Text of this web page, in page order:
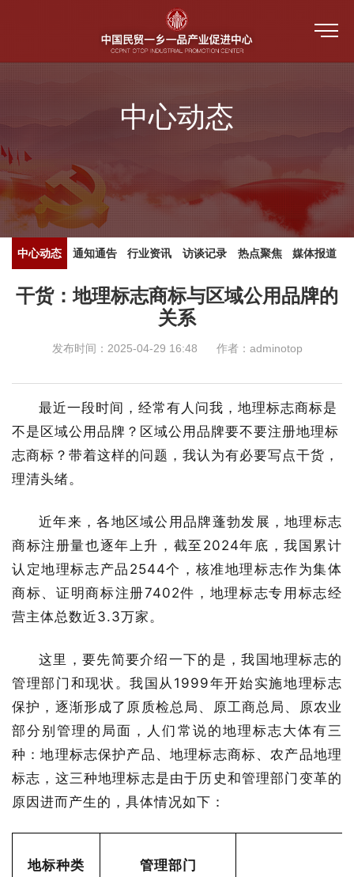
联系我们
一乡一品
教育培训
防伪溯源
标准制定
6+3服务商征集
新闻中心
中心动态
通知通告
访谈记录
媒体报道
培训视频
人才培训系统
公共服务平台
一乡一品国际博览会
一乡一品乡村振兴AI绘画大赛
一乡一品数字身份证
长沙市特色产业地图
新闻宣发
信息化平台
中心动态
中心动态 通知通告 行业资讯 访谈记录 热点聚焦 媒体报道
干货：地理标志商标与区域公用品牌的
关系
发布时间：2025-04-29 16:48 作者：adminotop
最近一段时间，经常有人问我，地理标志商标是
不是区域公用品牌？区域公用品牌要不要注册地理标
志商标？带着这样的问题，我认为有必要写点干货，
理清头绪。
近年来，各地区域公用品牌蓬勃发展，地理标志
商标注册量也逐年上升，截至2024年底，我国累计
认定地理标志产品2544个，核准地理标志作为集体
商标、证明商标注册7402件，地理标志专用标志经
营主体总数近3.3万家。
这里，要先简要介绍一下的是，我国地理标志的
管理部门和现状。我国从1999年开始实施地理标志
保护，逐渐形成了原质检总局、原工商总局、原农业
部分别管理的局面，人们常说的地理标志大体有三
种：地理标志保护产品、地理标志商标、农产品地理
标志，这三种地理标志是由于历史和管理部门变革的
原因进而产生的，具体情况如下：
地标种类 管理部门